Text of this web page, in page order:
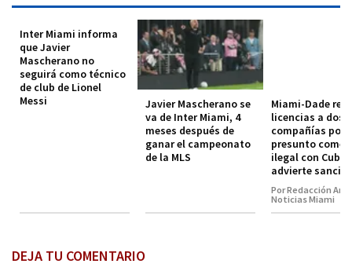
Inter Miami informa
que Javier
Mascherano no
seguirá como técnico
de club de Lionel
Messi
Javier Mascherano se
va de Inter Miami, 4
meses después de
ganar el campeonato
de la MLS
Miami-Dade
licencias a dos
compañías por
presunto
ilegal con Cuba
advierte
Por Redacción
Noticias Miami
DEJA TU COMENTARIO